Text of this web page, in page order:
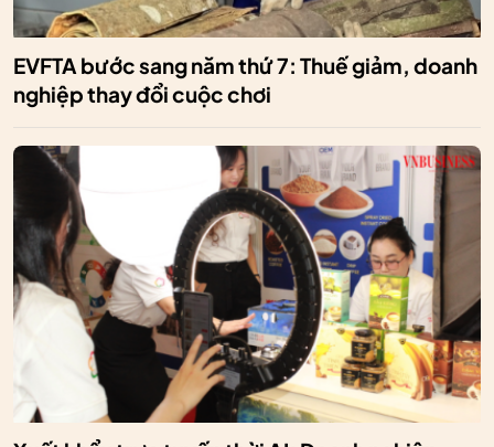
EVFTA bước sang năm thứ 7: Thuế giảm, doanh
nghiệp thay đổi cuộc chơi